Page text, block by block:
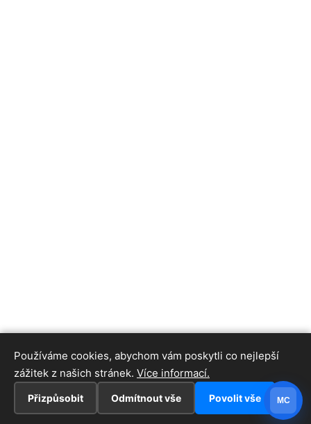
Používáme cookies, abychom vám poskytli co nejlepší
zážitek z našich stránek. Více informací.
Přizpůsobit Odmítnout vše Povolit vše MC